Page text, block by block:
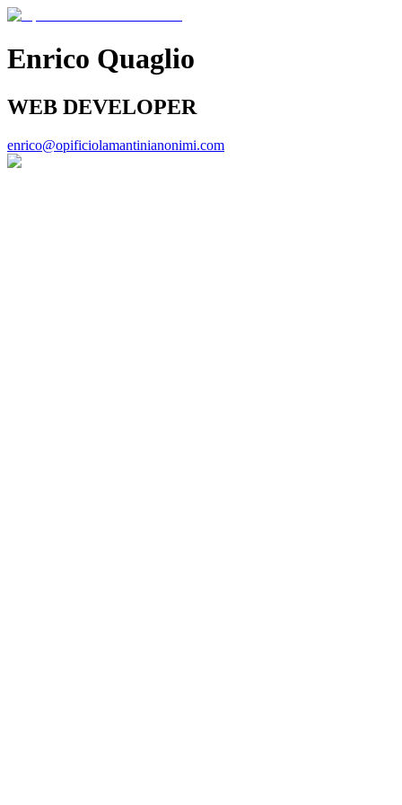
Enrico Quaglio
WEB DEVELOPER
enrico@opificiolamantinianonimi.com